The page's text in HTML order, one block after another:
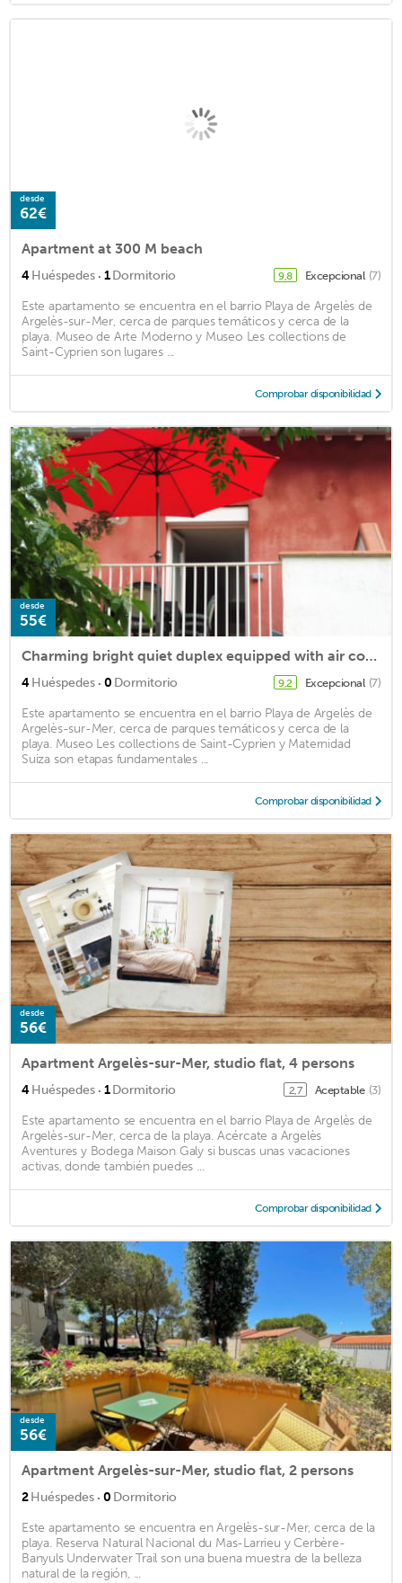
desde
62€
Apartment at 300 M beach
4Huéspedes · 1Dormitorio 9,8 Excepcional (7)
Este apartamento se encuentra en el barrio Playa de Argelès de
Argelès-sur-Mer, cerca de parques temáticos y cerca de la
playa. Museo de Arte Moderno y Museo Les collections de
Saint-Cyprien son lugares ...
Comprobar disponibilidad
desde
55€
Charming bright quiet duplex equipped with air conditioning and wifi
4Huéspedes · 0 Dormitorio 9,2 Excepcional (7)
Este apartamento se encuentra en el barrio Playa de Argelès de
Argelès-sur-Mer, cerca de parques temáticos y cerca de la
playa. Museo Les collections de Saint-Cyprien y Maternidad
Suiza son etapas fundamentales ...
Comprobar disponibilidad
desde
56€
Apartment Argelès-sur-Mer, studio flat, 4 persons
4Huéspedes · 1Dormitorio 2,7 Aceptable (3)
Este apartamento se encuentra en el barrio Playa de Argelès de
Argelès-sur-Mer, cerca de la playa. Acércate a Argelès
Aventures y Bodega Maison Galy si buscas unas vacaciones
activas, donde también puedes ...
Comprobar disponibilidad
desde
56€
Apartment Argelès-sur-Mer, studio flat, 2 persons
2Huéspedes · 0 Dormitorio
Este apartamento se encuentra en Argelès-sur-Mer, cerca de la
playa. Reserva Natural Nacional du Mas-Larrieu y Cerbère-
Banyuls Underwater Trail son una buena muestra de la belleza
natural de la región, ...